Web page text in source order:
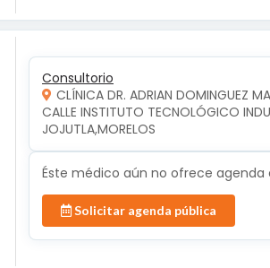
Consultorio
CLÍNICA DR. ADRIAN DOMINGUEZ
CALLE INSTITUTO TECNOLÓGICO
JOJUTLA,MORELOS
Éste médico aún no ofrece
Solicitar agenda pública